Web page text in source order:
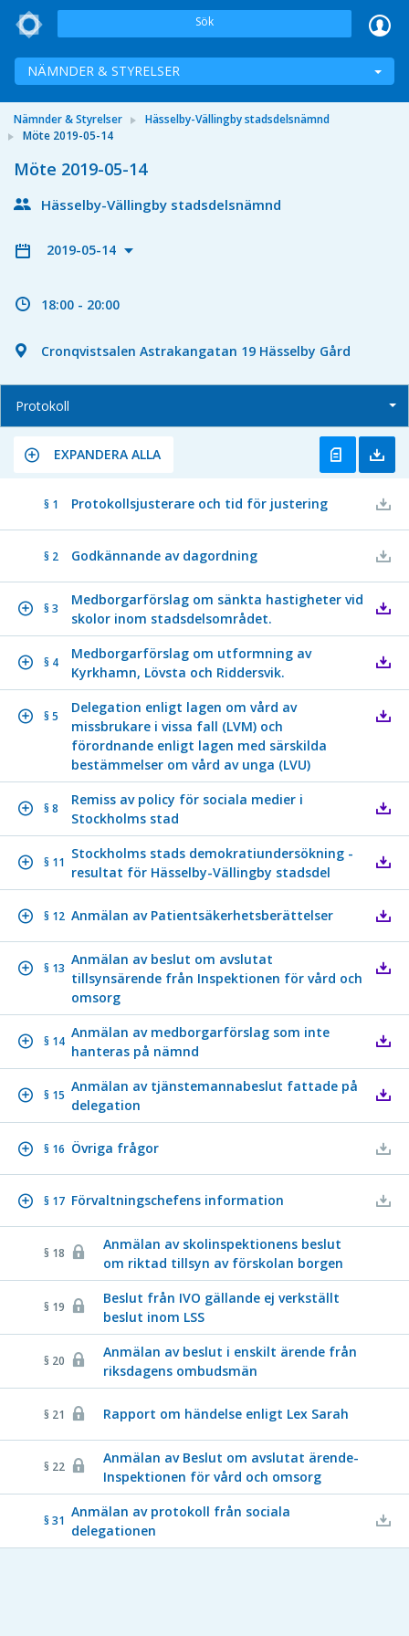
Sök
NÄMNDER & STYRELSER
Nämnder & Styrelser
Hässelby-Vällingby stadsdelsnämnd
Möte 2019-05-14
Möte 2019-05-14
Hässelby-Vällingby stadsdelsnämnd
2019-05-14
18:00 - 20:00
Cronqvistsalen Astrakangatan 19 Hässelby Gård
Protokoll
EXPANDERA ALLA
§ 1 Protokollsjusterare och tid för justering
§ 2 Godkännande av dagordning
§ 3
Medborgarförslag om sänkta hastigheter vid
skolor inom stadsdelsområdet.
§ 4
Medborgarförslag om utformning av
Kyrkhamn, Lövsta och Riddersvik.
§ 5
Delegation enligt lagen om vård av
missbrukare i vissa fall (LVM) och
förordnande enligt lagen med särskilda
bestämmelser om vård av unga (LVU)
§ 8
Remiss av policy för sociala medier i
Stockholms stad
§ 11
Stockholms stads demokratiundersökning -
resultat för Hässelby-Vällingby stadsdel
§ 12 Anmälan av Patientsäkerhetsberättelser
§ 13
Anmälan av beslut om avslutat
tillsynsärende från Inspektionen för vård och
omsorg
§ 14
Anmälan av medborgarförslag som inte
hanteras på nämnd
§ 15
Anmälan av tjänstemannabeslut fattade på
delegation
§ 16 Övriga frågor
§ 17 Förvaltningschefens information
§ 18
Anmälan av skolinspektionens beslut
om riktad tillsyn av förskolan borgen
§ 19
Beslut från IVO gällande ej verkställt
beslut inom LSS
§ 20
Anmälan av beslut i enskilt ärende från
riksdagens ombudsmän
§ 21 Rapport om händelse enligt Lex Sarah
§ 22
Anmälan av Beslut om avslutat ärende-
Inspektionen för vård och omsorg
§ 31
Anmälan av protokoll från sociala
delegationen